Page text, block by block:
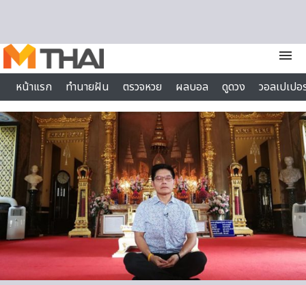
menu
หน้าแรก
ทำนายฝัน ตรวจหวย ผลบอล ดูดวง
วอลเปเป
ไลฟ์สไตล์